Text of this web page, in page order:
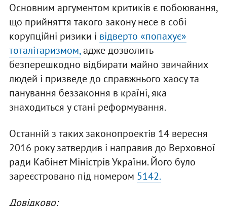
Основним аргументом критиків є побоювання,
що прийняття такого закону несе в собі
корупційні ризики і відверто «попахує»
тоталітаризмом,адже дозволить
безперешкодно відбирати майно звичайних
людей і призведе до справжнього хаосу та
панування беззаконня в країні, яка
знаходиться у стані реформування.
Останній з таких законопроектів 14 вересня
2016 року затвердив і направив до Верховної
ради Кабінет Міністрів України. Його було
зареєстровано під номером 5142.
Довідково: